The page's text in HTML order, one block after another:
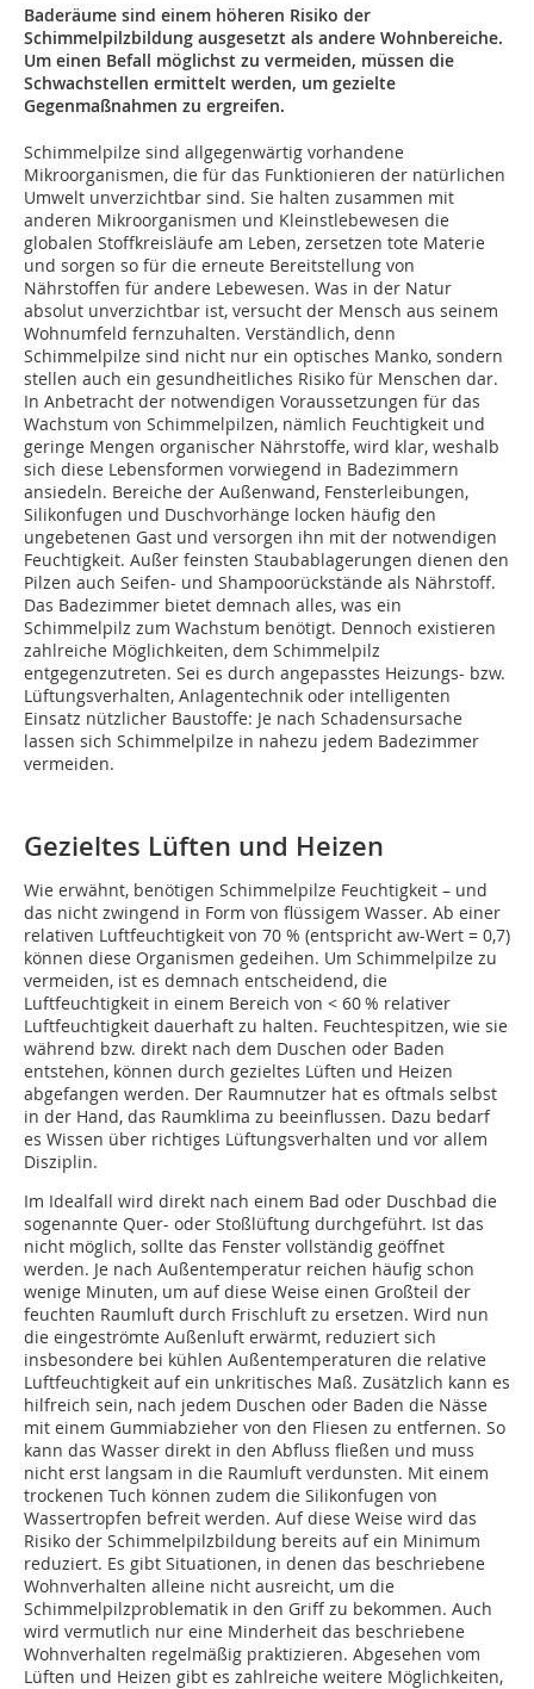
Baderäume sind einem höheren Risiko der
Schimmelpilzbildung ausgesetzt als andere Wohnbereiche.
Um einen Befall möglichst zu vermeiden, müssen die
Schwachstellen ermittelt werden, um gezielte
Gegenmaßnahmen zu ergreifen.
Schimmelpilze sind allgegenwärtig vorhandene
Mikroorganismen, die für das Funktionieren der natürlichen
Umwelt unverzichtbar sind. Sie halten zusammen mit
anderen Mikroorganismen und Kleinstlebewesen die
globalen Stoffkreisläufe am Leben, zersetzen tote Materie
und sorgen so für die erneute Bereitstellung von
Nährstoffen für andere Lebewesen. Was in der Natur
absolut un­­verzichtbar ist, versucht der Mensch aus seinem
Wohnumfeld fernzuhalten. Verständlich, denn
Schimmelpilze sind nicht nur ein optisches Manko, sondern
stellen auch ein gesundheitliches Risiko für Menschen dar.
In Anbetracht der notwendigen Voraussetzungen für das
Wachstum von Schimmelpilzen, nämlich Feuchtigkeit und
geringe Mengen organischer Nährstoffe, wird klar, weshalb
sich diese Lebensformen vorwiegend in Badezimmern
ansiedeln. Bereiche der Außenwand, Fensterleibungen,
Silikonfugen und Duschvorhänge locken häufig den
ungebetenen Gast und versorgen ihn mit der notwendigen
Feuchtigkeit. Außer feinsten Staubablagerungen dienen den
Pilzen auch Seifen- und Shampoorückstände als Nährstoff.
Das Badezimmer bietet demnach alles, was ein
Schimmelpilz zum Wachstum benötigt. Dennoch existieren
zahlreiche Möglichkeiten, dem Schimmelpilz
entgegenzutreten. Sei es durch angepasstes Heizungs- bzw.
Lüftungsverhalten, Anlagentechnik oder intelligenten
Einsatz nützlicher Baustoffe: Je nach Schadensursache
lassen sich Schimmelpilze in nahezu jedem Badezimmer
vermeiden.
Gezieltes Lüften und Heizen
Wie erwähnt, benötigen Schimmelpilze Feuchtigkeit – und
das nicht zwingend in Form von flüssigem Wasser. Ab einer
relativen Luftfeuchtigkeit von 70 % (entspricht aw-Wert = 0,7)
können diese Organismen gedeihen. Um Schimmelpilze zu
vermeiden, ist es demnach entscheidend, die
Luftfeuchtigkeit in einem Bereich von < 60 % relativer
Luftfeuchtigkeit dauerhaft zu halten. Feuch­tespitzen, wie sie
während bzw. direkt nach dem Duschen oder Baden
entstehen, können durch gezieltes Lüften und Heizen
abgefangen werden. Der Raumnutzer hat es oftmals selbst
in der Hand, das Raumklima zu beeinflussen. Dazu bedarf
es Wissen über richtiges Lüftungsverhalten und vor allem
Disziplin.
Im Idealfall wird direkt nach einem Bad oder Duschbad die
sogenannte Quer- oder Stoßlüftung durchgeführt. Ist das
nicht möglich, sollte das Fenster vollständig geöffnet
werden. Je nach Außentemperatur reichen häufig schon
wenige Minuten, um auf diese Weise einen Großteil der
feuchten Raumluft durch Frischluft zu ersetzen. Wird nun
die eingeströmte Außenluft erwärmt, reduziert sich
insbesondere bei kühlen Außentemperaturen die relative
Luftfeuchtigkeit auf ein unkritisches Maß. Zusätzlich kann es
hilfreich sein, nach jedem Duschen oder Baden die Nässe
mit einem Gummiabzieher von den Fliesen zu entfernen. So
kann das Wasser direkt in den Abfluss fließen und muss
nicht erst langsam in die Raumluft verdunsten. Mit einem
trockenen Tuch können zudem die Silikonfugen von
Wassertropfen befreit werden. Auf diese Weise wird das
Risiko der Schimmelpilzbildung bereits auf ein Minimum
reduziert. Es gibt Situationen, in denen das beschriebene
Wohnverhalten alleine nicht ausreicht, um die
Schimmelpilzproblematik in den Griff zu bekommen. Auch
wird vermutlich nur eine Minderheit das beschriebene
Wohnverhalten regelmäßig praktizieren. Abgesehen vom
Lüften und Heizen gibt es zahlreiche weitere Möglichkeiten,